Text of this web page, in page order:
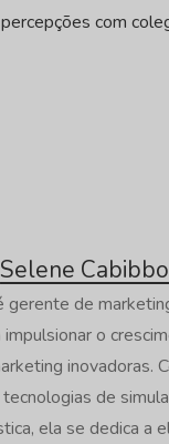
com
Selene Cabibbo
gerente de
impulsionar o
inovadoras.
de
ela se dedica a